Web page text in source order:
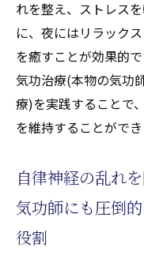
基本技法
気功治療(
イ能力天啓
方法
気功治療(本
イント
気功治療(
れを整え、ストレス
に、夜にはリラック
を癒すことが効果的
気功治療(本物の気功
療)を実践することで
を維持することができ
自律神経の乱れ
気功師にも圧倒
役割